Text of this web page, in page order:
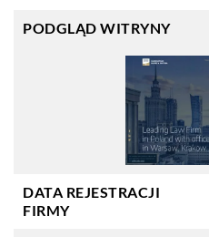
PODGLĄD WITRYNY
DATA REJESTRACJI
FIRMY